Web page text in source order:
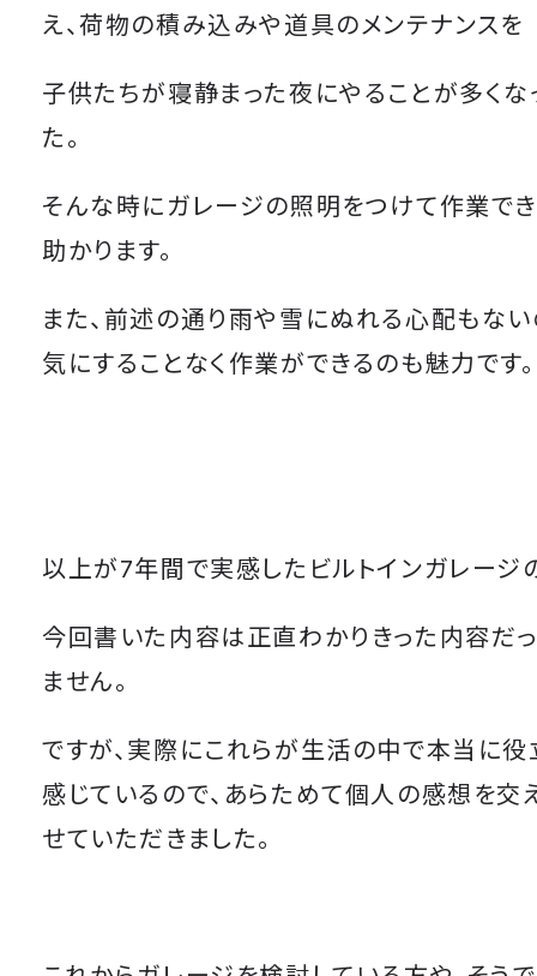
え、荷物の積み込みや道具のメンテナンスを
子供たちが寝静まった夜にやることが多くな
た。
そんな時にガレージの照明をつけて作業で
助かります。
また、前述の通り雨や雪にぬれる心配もない
気にすることなく作業ができるのも魅力です。
以上が7年間で実感したビルトインガレージ
今回書いた内容は正直わかりきった内容だ
ません。
ですが、実際にこれらが生活の中で本当に役
感じているので、あらためて個人の感想を交
せていただきました。